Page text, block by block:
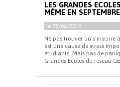
LES GRANDES
MÊME EN SEPTEMBRE
le 27/06/2016
Ne pas trouver où s’inscrire
est une cause de stress
étudiants. Mais pas de
Grandes Ecoles du réseau